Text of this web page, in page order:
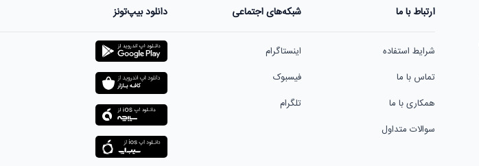
هنوز نظری به ثبت نرسیده‌است.
ارتباط با ما
شرایط استفاده
تماس با ما
همکاری با ما
سوالات متداول
شبکه‌های اجتماعی
اینستاگرام
فیسبوک
تلگرام
دانلود بیپ‌تونز